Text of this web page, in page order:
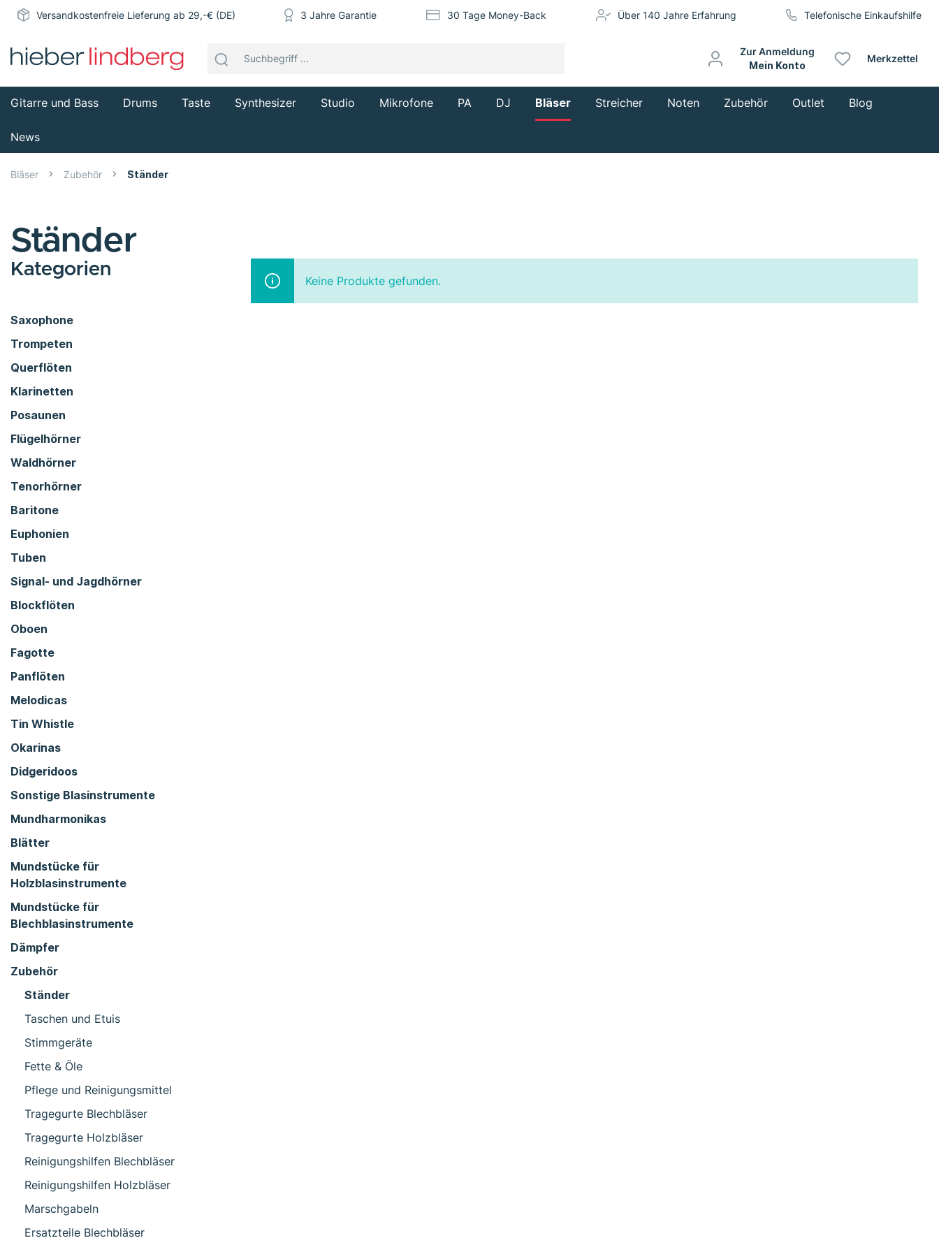
Versandkostenfreie Lieferung ab 29,-€ (DE) 3 Jahre Garantie 30 Tage Money-Back Über 140 Jahre Erfahrung Telefonische Einkaufshilfe
Zur Anmeldung
Mein Konto
Merkzettel
Gitarre und Bass Drums Taste Synthesizer Studio Mikrofone PA DJ Bläser Streicher Noten Zubehör Outlet Blog
News
Bläser Zubehör Ständer
Ständer
Kategorien
Saxophone
Trompeten
Querflöten
Klarinetten
Posaunen
Flügelhörner
Waldhörner
Tenorhörner
Baritone
Euphonien
Tuben
Signal- und Jagdhörner
Blockflöten
Oboen
Fagotte
Panflöten
Melodicas
Tin Whistle
Okarinas
Didgeridoos
Sonstige Blasinstrumente
Mundharmonikas
Blätter
Mundstücke für
Holzblasinstrumente
Mundstücke für
Blechblasinstrumente
Dämpfer
Zubehör
Ständer
Taschen und Etuis
Stimmgeräte
Fette & Öle
Pflege und Reinigungsmittel
Tragegurte Blechbläser
Tragegurte Holzbläser
Reinigungshilfen Blechbläser
Reinigungshilfen Holzbläser
Marschgabeln
Ersatzteile Blechbläser
Keine Produkte gefunden.